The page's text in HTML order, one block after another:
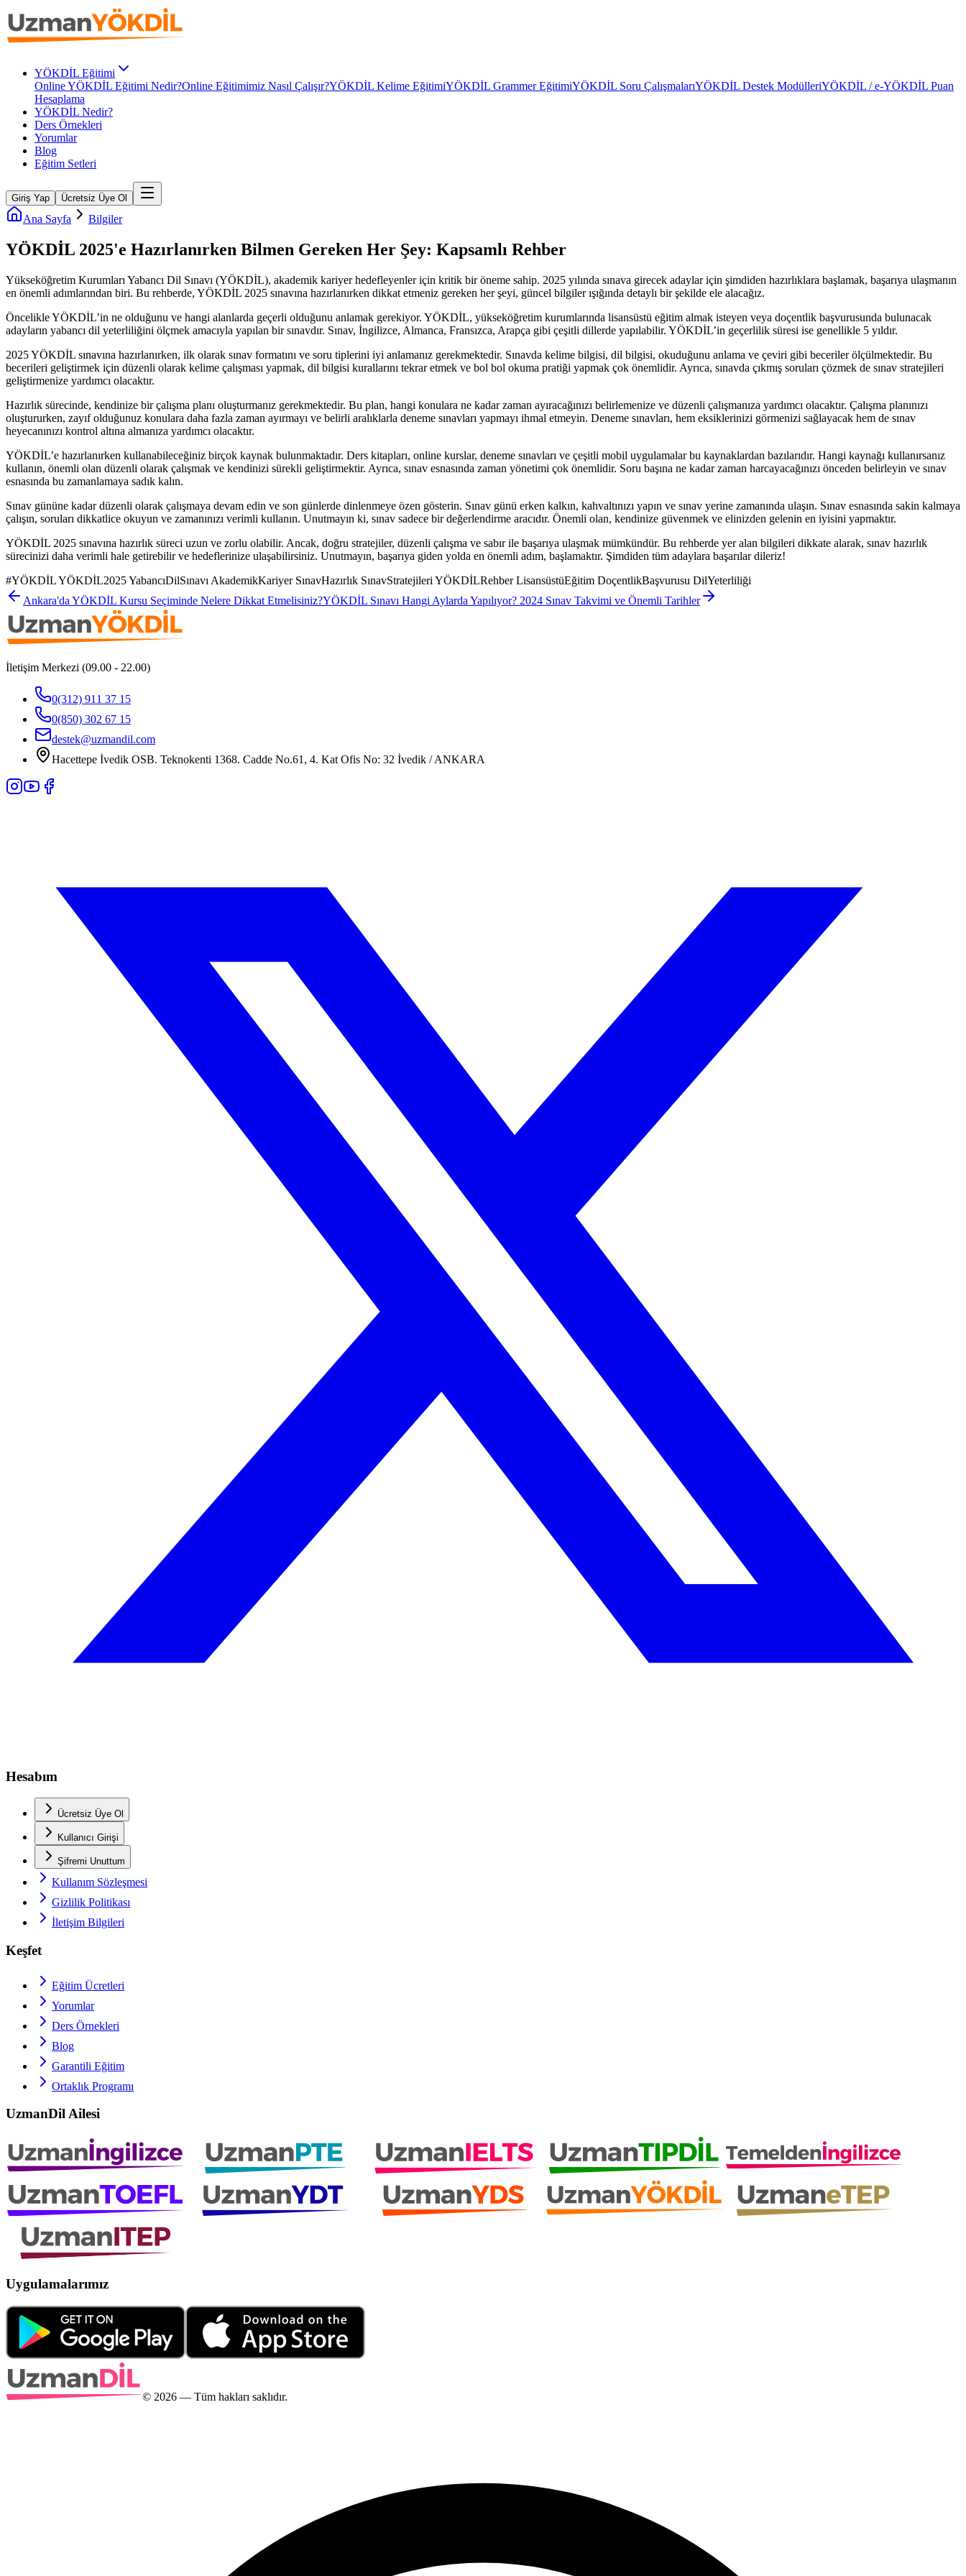
YÖKDİL Eğitimi
Online YÖKDİL Eğitimi Nedir?Online Eğitimimiz Nasıl Çalışır?YÖKDİL Kelime EğitimiYÖKDİL Grammer EğitimiYÖKDİL Soru ÇalışmalarıYÖKDİL Destek ModülleriYÖKDİL / e-YÖKDİL Puan
Hesaplama
YÖKDİL Nedir?
Ders Örnekleri
Yorumlar
Blog
Eğitim Setleri
Giriş Yap Ücretsiz Üye Ol
Ana Sayfa Bilgiler
YÖKDİL 2025'e Hazırlanırken Bilmen Gereken Her Şey: Kapsamlı Rehber
Yükseköğretim Kurumları Yabancı Dil Sınavı (YÖKDİL), akademik kariyer hedefleyenler için kritik bir öneme sahip. 2025 yılında sınava girecek adaylar için şimdiden hazırlıklara başlamak, başarıya ulaşmanın
en önemli adımlarından biri. Bu rehberde, YÖKDİL 2025 sınavına hazırlanırken dikkat etmeniz gereken her şeyi, güncel bilgiler ışığında detaylı bir şekilde ele alacağız.
Öncelikle YÖKDİL’in ne olduğunu ve hangi alanlarda geçerli olduğunu anlamak gerekiyor. YÖKDİL, yükseköğretim kurumlarında lisansüstü eğitim almak isteyen veya doçentlik başvurusunda bulunacak
adayların yabancı dil yeterliliğini ölçmek amacıyla yapılan bir sınavdır. Sınav, İngilizce, Almanca, Fransızca, Arapça gibi çeşitli dillerde yapılabilir. YÖKDİL’in geçerlilik süresi ise genellikle 5 yıldır.
2025 YÖKDİL sınavına hazırlanırken, ilk olarak sınav formatını ve soru tiplerini iyi anlamanız gerekmektedir. Sınavda kelime bilgisi, dil bilgisi, okuduğunu anlama ve çeviri gibi beceriler ölçülmektedir. Bu
becerileri geliştirmek için düzenli olarak kelime çalışması yapmak, dil bilgisi kurallarını tekrar etmek ve bol bol okuma pratiği yapmak çok önemlidir. Ayrıca, sınavda çıkmış soruları çözmek de sınav stratejileri
geliştirmenize yardımcı olacaktır.
Hazırlık sürecinde, kendinize bir çalışma planı oluşturmanız gerekmektedir. Bu plan, hangi konulara ne kadar zaman ayıracağınızı belirlemenize ve düzenli çalışmanıza yardımcı olacaktır. Çalışma planınızı
oluştururken, zayıf olduğunuz konulara daha fazla zaman ayırmayı ve belirli aralıklarla deneme sınavları yapmayı ihmal etmeyin. Deneme sınavları, hem eksiklerinizi görmenizi sağlayacak hem de sınav
heyecanınızı kontrol altına almanıza yardımcı olacaktır.
YÖKDİL’e hazırlanırken kullanabileceğiniz birçok kaynak bulunmaktadır. Ders kitapları, online kurslar, deneme sınavları ve çeşitli mobil uygulamalar bu kaynaklardan bazılarıdır. Hangi kaynağı kullanırsanız
kullanın, önemli olan düzenli olarak çalışmak ve kendinizi sürekli geliştirmektir. Ayrıca, sınav esnasında zaman yönetimi çok önemlidir. Soru başına ne kadar zaman harcayacağınızı önceden belirleyin ve sınav
esnasında bu zamanlamaya sadık kalın.
Sınav gününe kadar düzenli olarak çalışmaya devam edin ve son günlerde dinlenmeye özen gösterin. Sınav günü erken kalkın, kahvaltınızı yapın ve sınav yerine zamanında ulaşın. Sınav esnasında sakin kalmaya
çalışın, soruları dikkatlice okuyun ve zamanınızı verimli kullanın. Unutmayın ki, sınav sadece bir değerlendirme aracıdır. Önemli olan, kendinize güvenmek ve elinizden gelenin en iyisini yapmaktır.
YÖKDİL 2025 sınavına hazırlık süreci uzun ve zorlu olabilir. Ancak, doğru stratejiler, düzenli çalışma ve sabır ile başarıya ulaşmak mümkündür. Bu rehberde yer alan bilgileri dikkate alarak, sınav hazırlık
sürecinizi daha verimli hale getirebilir ve hedeflerinize ulaşabilirsiniz. Unutmayın, başarıya giden yolda en önemli adım, başlamaktır. Şimdiden tüm adaylara başarılar dileriz!
#YÖKDİL YÖKDİL2025 YabancıDilSınavı AkademikKariyer SınavHazırlık SınavStratejileri YÖKDİLRehber LisansüstüEğitim DoçentlikBaşvurusu DilYeterliliği
Ankara'da YÖKDİL Kursu Seçiminde Nelere Dikkat Etmelisiniz?YÖKDİL Sınavı Hangi Aylarda Yapılıyor? 2024 Sınav Takvimi ve Önemli Tarihler
İletişim Merkezi (09.00 - 22.00)
0(312) 911 37 15
0(850) 302 67 15
destek@uzmandil.com
Hacettepe İvedik OSB. Teknokenti 1368. Cadde No.61, 4. Kat Ofis No: 32 İvedik / ANKARA
Hesabım
Ücretsiz Üye Ol
Kullanıcı Girişi
Şifremi Unuttum
Kullanım Sözleşmesi
Gizlilik Politikası
İletişim Bilgileri
Keşfet
Eğitim Ücretleri
Yorumlar
Ders Örnekleri
Blog
Garantili Eğitim
Ortaklık Programı
UzmanDil Ailesi
Uygulamalarımız
© 2026 — Tüm hakları saklıdır.